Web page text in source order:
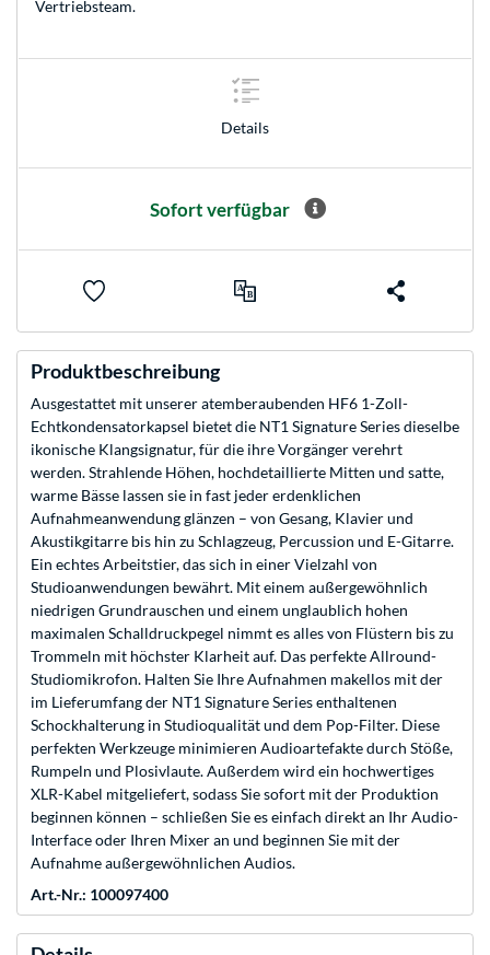
Vertriebsteam.
Details
Sofort verfügbar
Produktbeschreibung
Ausgestattet mit unserer atemberaubenden HF6 1-Zoll-
Echtkondensatorkapsel bietet die NT1 Signature Series dieselbe
ikonische Klangsignatur, für die ihre Vorgänger verehrt
werden. Strahlende Höhen, hochdetaillierte Mitten und satte,
warme Bässe lassen sie in fast jeder erdenklichen
Aufnahmeanwendung glänzen – von Gesang, Klavier und
Akustikgitarre bis hin zu Schlagzeug, Percussion und E-Gitarre.
Ein echtes Arbeitstier, das sich in einer Vielzahl von
Studioanwendungen bewährt. Mit einem außergewöhnlich
niedrigen Grundrauschen und einem unglaublich hohen
maximalen Schalldruckpegel nimmt es alles von Flüstern bis zu
Trommeln mit höchster Klarheit auf. Das perfekte Allround-
Studiomikrofon. Halten Sie Ihre Aufnahmen makellos mit der
im Lieferumfang der NT1 Signature Series enthaltenen
Schockhalterung in Studioqualität und dem Pop-Filter. Diese
perfekten Werkzeuge minimieren Audioartefakte durch Stöße,
Rumpeln und Plosivlaute. Außerdem wird ein hochwertiges
XLR-Kabel mitgeliefert, sodass Sie sofort mit der Produktion
beginnen können – schließen Sie es einfach direkt an Ihr Audio-
Interface oder Ihren Mixer an und beginnen Sie mit der
Aufnahme außergewöhnlichen Audios.
Art.-Nr.: 100097400